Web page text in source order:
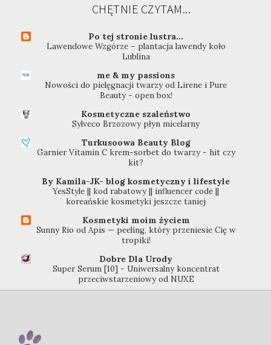
CHĘTNIE CZYTAM...
Po tej stronie lustra...
Lawendowe Wzgórze – plantacja lawendy koło
Lublina
me & my passions
Nowości do pielęgnacji twarzy od Lirene i Pure
Beauty - open box!
Kosmetyczne szaleństwo
Sylveco Brzozowy płyn micelarny
Turkusoowa Beauty Blog
Garnier Vitamin C krem-sorbet do twarzy - hit czy
kit?
By Kamila-JK- blog kosmetyczny i lifestyle
YesStyle || kod rabatowy || influencer code ||
koreańskie kosmetyki jeszcze taniej
Kosmetyki moim życiem
Sunny Rio od Apis — peeling, który przeniesie Cię w
tropiki!
Dobre Dla Urody
Super Serum [10] - Uniwersalny koncentrat
przeciwstarzeniowy od NUXE